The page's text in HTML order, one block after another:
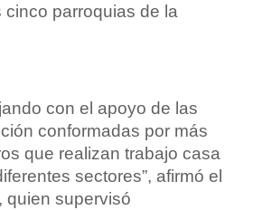
cinco parroquias de la
con el apoyo de las
conformadas por más
que realizan trabajo casa
sectores”, afirmó el
quien supervisó